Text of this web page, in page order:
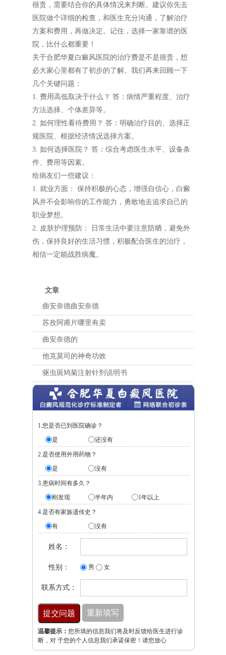
很贵，需要结合你的具体情况来判断。建议你先去
医院做个详细的检查，和医生充分沟通，了解治疗
方案和费用，再做决定。记住，选择一家靠谱的医
院，比什么都重要！
关于合肥华夏白癜风医院的治疗费是不是很贵，想
必大家心里都有了初步的了解。我们再来回顾一下
几个关键问题：
1. 费用高低取决于什么？ 答：病情严重程度、治疗
方法选择、个体差异等。
2. 如何理性看待费用？ 答：明确治疗目的、选择正
规医院、根据经济情况选择方案。
3. 如何选择医院？ 答：综合考虑医生水平、设备条
件、费用等因素。
给病友们一些建议：
1. 就业方面： 保持积极的心态，增强自信心，白癜
风并不会影响你的工作能力，勇敢地去追求自己的
职业梦想。
2. 皮肤护理预防： 日常生活中要注意防晒，避免外
伤，保持良好的生活习惯，积极配合医生的治疗，
相信一定能战胜病魔。
文章
曲安奈德曲安奈德
苏孜阿甫片哪里有卖
曲安奈德的
他克莫司的神奇功效
驱虫斑鸠菊注射针剂说明书
1.您是否已到医院确诊？
是
还没有
2.是否使用外用药物？
是
没有
3.患病时间有多久？
刚发现
半年内 1年以上
4.是否有家族遗传史？
有
没有
姓名：
性别： 男 女
联系方式：
温馨提示： 您所填的信息我们将及时反馈给医生进行诊
断，对 于您的个人信息我们承诺保密！请您放心